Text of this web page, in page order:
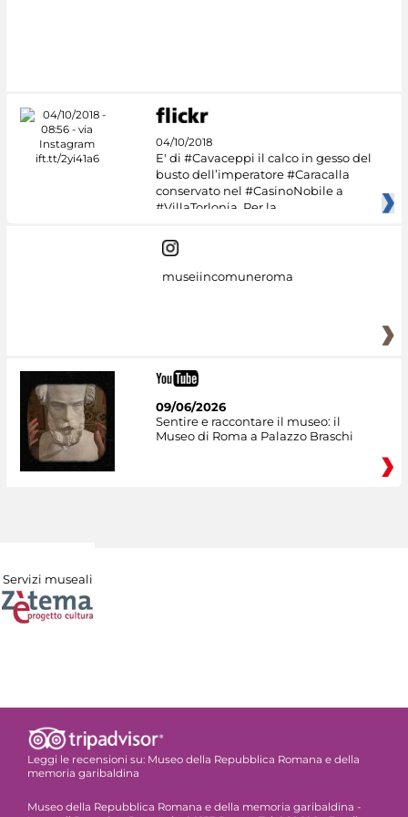
04/10/2018
E' di #Cavaceppi il calco in gesso del
busto dell’imperatore #Caracalla
conservato nel #CasinoNobile a
#VillaTorlonia. Per la
museiincomuneroma
09/06/2026
Sentire e raccontare il museo: il
Museo di Roma a Palazzo Braschi
Servizi museali
Leggi le recensioni su: Museo della Repubblica Romana e della
memoria garibaldina
Museo della Repubblica Romana e della memoria garibaldina -